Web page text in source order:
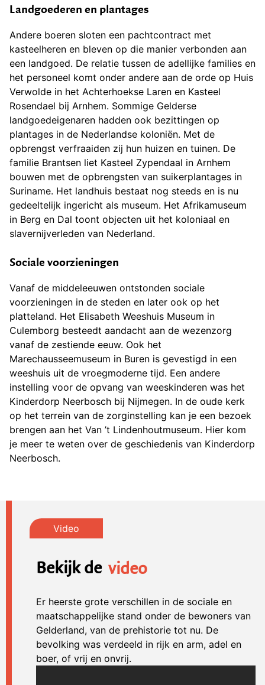
Landgoederen en plantages
Andere boeren sloten een pachtcontract met
kasteelheren en bleven op die manier verbonden aan
een landgoed. De relatie tussen de adellijke families en
het personeel komt onder andere aan de orde op Huis
Verwolde in het Achterhoekse Laren en Kasteel
Rosendael bij Arnhem. Sommige Gelderse
landgoedeigenaren hadden ook bezittingen op
plantages in de Nederlandse koloniën. Met de
opbrengst verfraaiden zij hun huizen en tuinen. De
familie Brantsen liet Kasteel Zypendaal in Arnhem
bouwen met de opbrengsten van suikerplantages in
Suriname. Het landhuis bestaat nog steeds en is nu
gedeeltelijk ingericht als museum. Het Afrikamuseum
in Berg en Dal toont objecten uit het koloniaal en
slavernijverleden van Nederland.
Sociale voorzieningen
Vanaf de middeleeuwen ontstonden sociale
voorzieningen in de steden en later ook op het
platteland. Het Elisabeth Weeshuis Museum in
Culemborg besteedt aandacht aan de wezenzorg
vanaf de zestiende eeuw. Ook het
Marechausseemuseum in Buren is gevestigd in een
weeshuis uit de vroegmoderne tijd. Een andere
instelling voor de opvang van weeskinderen was het
Kinderdorp Neerbosch bij Nijmegen. In de oude kerk
op het terrein van de zorginstelling kan je een bezoek
brengen aan het Van ’t Lindenhoutmuseum. Hier kom
je meer te weten over de geschiedenis van Kinderdorp
Neerbosch.
Bekijk de video
Er heerste grote verschillen in de sociale en
maatschappelijke stand onder de bewoners van
Gelderland, van de prehistorie tot nu. De
bevolking was verdeeld in rijk en arm, adel en
boer, of vrij en onvrij.